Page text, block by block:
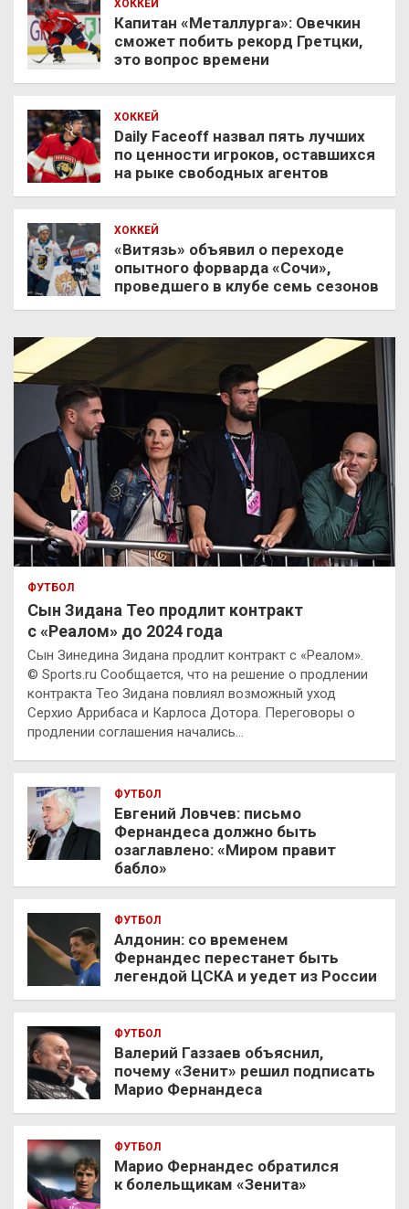
ХОККЕЙ
Капитан «Металлурга»: Овечкин
сможет побить рекорд Гретцки,
это вопрос времени
ХОККЕЙ
Daily Faceoff назвал пять лучших
по ценности игроков, оставшихся
на рыке свободных агентов
ХОККЕЙ
«Витязь» объявил о переходе
опытного форварда «Сочи»,
проведшего в клубе семь сезонов
ФУТБОЛ
Сын Зидана Тео продлит контракт
с «Реалом» до 2024 года
Сын Зинедина Зидана продлит контракт с «Реалом».
© Sports.ru Сообщается, что на решение о продлении
контракта Тео Зидана повлиял возможный уход
Серхио Аррибаса и Карлоса Дотора. Переговоры о
продлении соглашения начались…
ФУТБОЛ
Евгений Ловчев: письмо
Фернандеса должно быть
озаглавлено: «Миром правит
бабло»
ФУТБОЛ
Алдонин: со временем
Фернандес перестанет быть
легендой ЦСКА и уедет из России
ФУТБОЛ
Валерий Газзаев объяснил,
почему «Зенит» решил подписать
Марио Фернандеса
ФУТБОЛ
Марио Фернандес обратился
к болельщикам «Зенита»